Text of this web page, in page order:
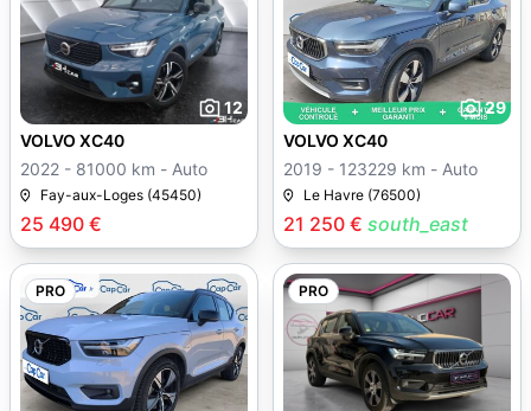
12
25 490 €
VOLVO XC40
2022 - 81000 km - Auto
Fay-aux-Loges (45450)
29
21 250 € south_east
VOLVO XC40
2019 - 123229 km - Auto
Le Havre (76500)
PRO PRO